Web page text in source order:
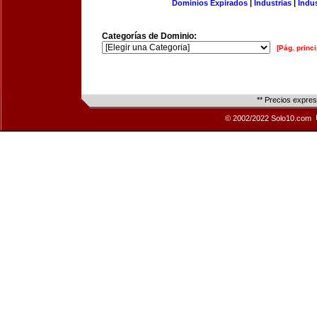
Dominios Expirados Industrias
Categorías de Dominio:
[Pág.
** Precios
© 2002/2022 Solo10.com